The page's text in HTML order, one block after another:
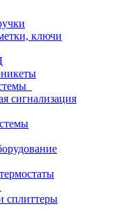
ключи
сигнализация
сплиттеры